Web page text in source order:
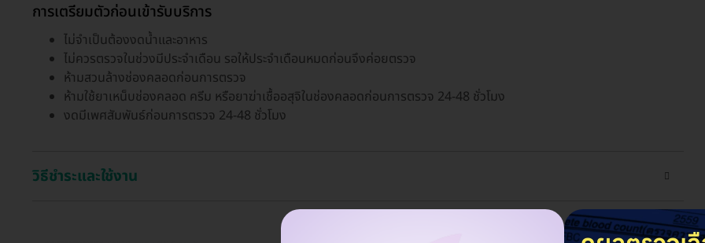
การเตรียมตัวก่อนเข้ารับบริการ
ไม่จำเป็นต้องงดน้ำและอาหาร
ไม่ควรตรวจในช่วงมีประจำเดือน รอให้ประจำเดือนหมดก่อนจึงค่อยตรวจ
ห้ามสวนล้างช่องคลอดก่อนการตรวจ
ห้ามใช้ยาเหน็บช่องคลอด ครีม หรือยาฆ่าเชื้ออสุจิในช่องคลอดก่อนการตรวจ 24-48 ชั่วโมง
งดมีเพศสัมพันธ์ก่อนการตรวจ 24-48 ชั่วโมง
วิธีชำระและใช้งาน